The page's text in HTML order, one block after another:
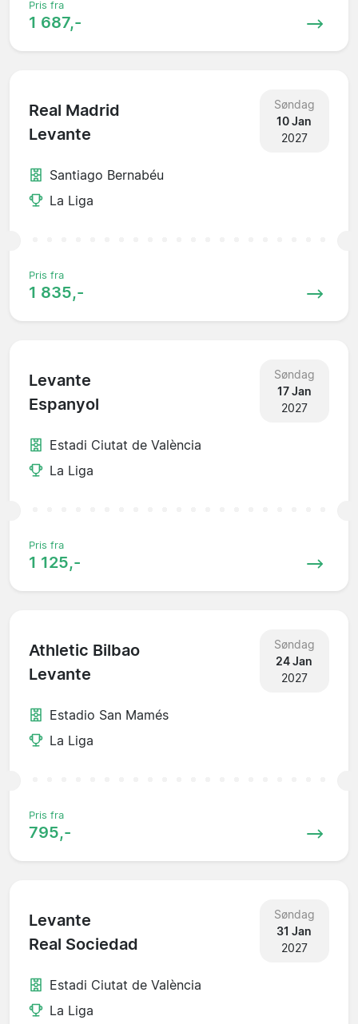
Pris fra
1 687,-
Real Madrid
Levante
Søndag
10 Jan
2027
Santiago Bernabéu
La Liga
Pris fra
1 835,-
Levante
Espanyol
Søndag
17 Jan
2027
Estadi Ciutat de València
La Liga
Pris fra
1 125,-
Athletic Bilbao
Levante
Søndag
24 Jan
2027
Estadio San Mamés
La Liga
Pris fra
795,-
Levante
Real Sociedad
Søndag
31 Jan
2027
Estadi Ciutat de València
La Liga